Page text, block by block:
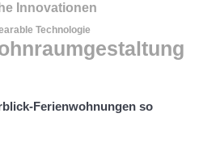
Innovationen
Technologie
Ferienwohnungen so